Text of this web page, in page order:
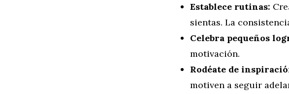
Establece rutinas:
sientas. La
Celebra pequeños
motivación.
Rodéate de
motiven a seguir